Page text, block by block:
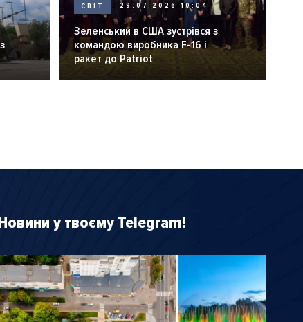
СВІТ 29.07.2026 10:04
Зеленський в США зустрівся з
командою виробника F-16 і
ракет до Patriot
у твоєму Telegram!